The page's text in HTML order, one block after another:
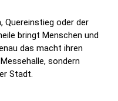
Quereinstieg oder der
bringt Menschen und
das macht ihren
sondern
Stadt.